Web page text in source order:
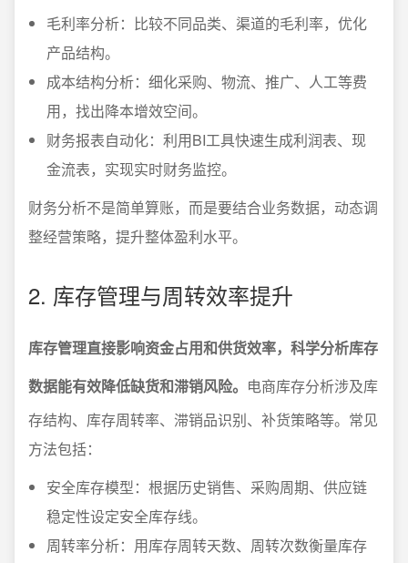
毛利率分析：比较不同品类、渠道的毛利率，优化
产品结构。
成本结构分析：细化采购、物流、推广、人工等费
用，找出降本增效空间。
财务报表自动化：利用BI工具快速生成利润表、现
金流表，实现实时财务监控。
财务分析不是简单算账，而是要结合业务数据，动态调
整经营策略，提升整体盈利水平。
2. 库存管理与周转效率提升
库存管理直接影响资金占用和供货效率，科学分析库存
数据能有效降低缺货和滞销风险。 电商库存分析涉及库
存结构、库存周转率、滞销品识别、补货策略等。常见
方法包括：
安全库存模型：根据历史销售、采购周期、供应链
稳定性设定安全库存线。
周转率分析：用库存周转天数、周转次数衡量库存